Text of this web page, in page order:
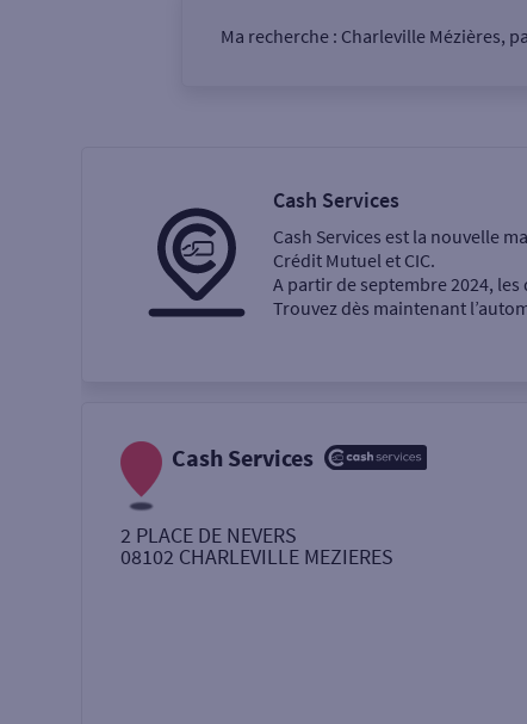
Ma recherche : Charleville Mézières,
Ma recherche
Retrait de billets €
Cash Services
Cash Services est la nouvelle
Crédit Mutuel et CIC.
A partir de septembre 2024,
Trouvez dès maintenant
Cash Services
2 PLACE DE NEVERS
08102 CHARLEVILLE MEZIERES